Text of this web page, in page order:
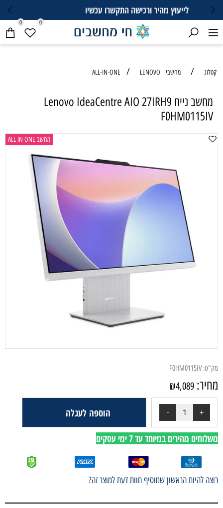
052-6869366
0 0
קטלוג / מחשבי ALL-IN-ONE / LENOVO
מחשב נייח Lenovo IdeaCentre AIO 27IRH9
F0HM0115IV
מחשב ALL IN ONE
מק"ט: F0HM0115IV
מחיר: ₪4,089
הוספה לעגלה
משלוחים מהירים במיוחד עד 7 ימי עסקים
רוצה להיות הראשון שמוסיף חוות דעת למוצר זה?